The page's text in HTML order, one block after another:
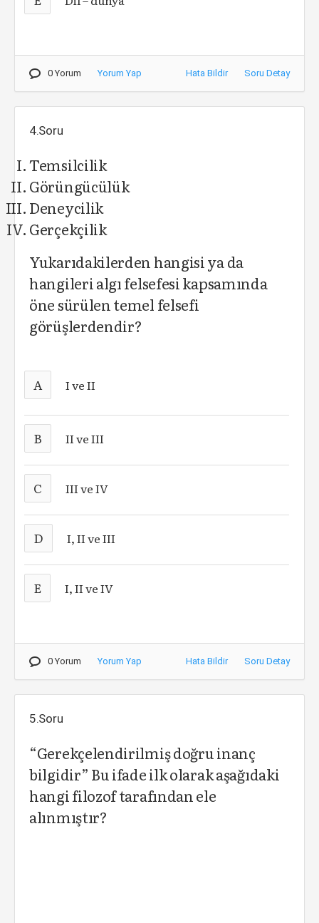
0 Yorum Yorum Yap Hata Bildir Soru Detay
4.Soru
Temsilcilik
Görüngücülük
Deneycilik
Gerçekçilik
Yukarıdakilerden hangisi ya da
hangileri algı felsefesi kapsamında
öne sürülen temel felsefi
görüşlerdendir?
A I ve II
B II ve III
C III ve IV
D I, II ve III
E I, II ve IV
0 Yorum Yorum Yap Hata Bildir Soru Detay
5.Soru
“Gerekçelendirilmiş doğru inanç
bilgidir” Bu ifade ilk olarak aşağıdaki
hangi filozof tarafından ele
alınmıştır?